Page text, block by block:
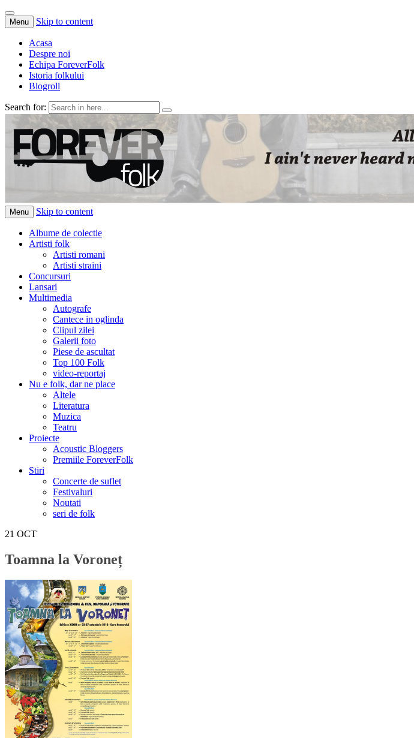
Menu Skip to content
Acasa
Despre noi
Echipa ForeverFolk
Istoria folkului
Blogroll
Search for:
ForeverFolk
Muzica sufletului tau
Menu Skip to content
Albume de colectie
Artisti folk
Artisti romani
Artisti straini
Concursuri
Lansari
Multimedia
Autografe
Cantece in oglinda
Clipul zilei
Galerii foto
Piese de ascultat
Top 100 Folk
video-reportaj
Nu e folk, dar ne place
Altele
Literatura
Muzica
Teatru
Proiecte
Acoustic Bloggers
Premiile ForeverFolk
Stiri
Concerte de suflet
Festivaluri
Noutati
seri de folk
21 OCT
Toamna la Voroneț